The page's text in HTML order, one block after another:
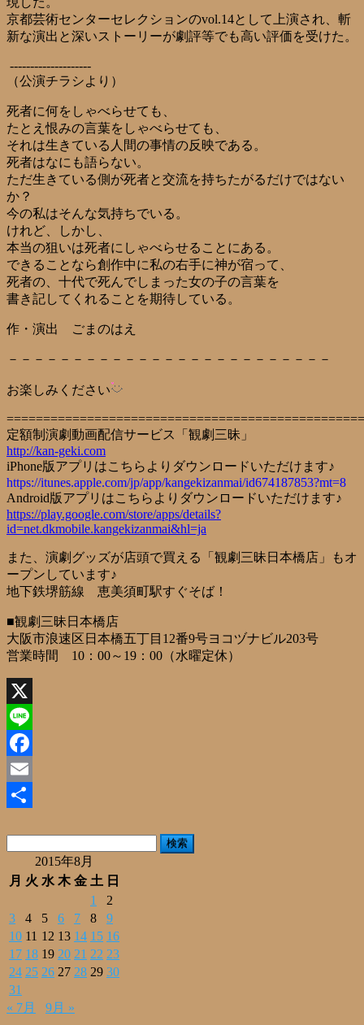
京都芸術センターセレクションのvol.14として上演され、斬
新な演出と深いストーリーが劇評等でも高い評価を受けた。
--------------------
（公演チラシより）
死者に何をしゃべらせても、
たとえ恨みの言葉をしゃべらせても、
それは生きている人間の事情の反映である。
死者はなにも語らない。
ただ生きている側が死者と交流を持ちたがるだけではない
か？
今の私はそんな気持ちでいる。
けれど、しかし、
本当の狙いは死者にしゃべらせることにある。
できることなら創作中に私の右手に神が宿って、
死者の、十代で死んでしまった女の子の言葉を
書き記してくれることを期待している。
作・演出 ごまのはえ
－－－－－－－－－－－－－－－－－－－－－－－－－
お楽しみください
定額制演劇動画配信サービス「観劇三昧」
http://kan-geki.com
iPhone版アプリはこちらよりダウンロードいただけます♪
https://itunes.apple.com/jp/app/kangekizanmai/id674187853?mt=8
Android版アプリはこちらよりダウンロードいただけます♪
https://play.google.com/store/apps/details?
id=net.dkmobile.kangekizanmai&hl=ja
また、演劇グッズが店頭で買える「観劇三昧日本橋店」もオ
ープンしています♪
地下鉄堺筋線 恵美須町駅すぐそば！
■観劇三昧日本橋店
大阪市浪速区日本橋五丁目12番9号ヨコヅナビル203号
営業時間 10：00～19：00（水曜定休）
X
Line
Facebook
Email
2015年8月
月 火 水 木 金 土 日
1
2
3
4 5 6 7 8
9
10 11 12 13 14 15 16
17 18 19 20 21 22 23
24 25 26 27 28 29 30
31
« 7月
9月 »